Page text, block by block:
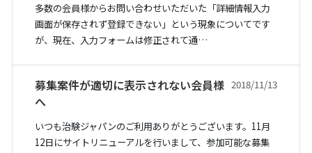
多数の会員様からお問い合わせいただいた「詳細情報入力
画面が保存されず登録できない」という現象についてです
が、現在、入力フォームは修正されて通…
募集案件が適切に表示されない会員様
へ
2018/11/13
いつも治験ジャパンのご利用ありがとうございます。11月
12日にサイトリニューアルを行いまして、参加可能な募集